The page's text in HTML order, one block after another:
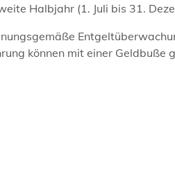
Halbjahr (1. Juli bis 31.
können mit einer Geldbuße